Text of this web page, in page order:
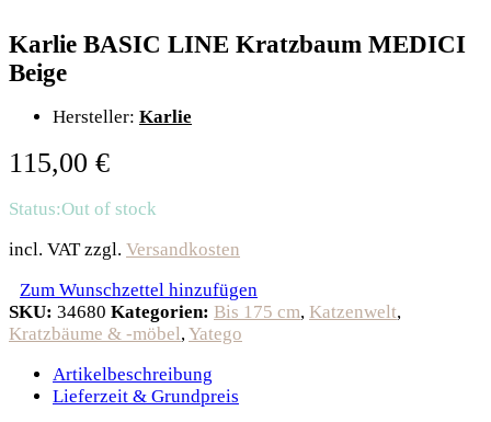
Karlie BASIC LINE Kratzbaum MEDICI
Beige
Hersteller: Karlie
115,00 €
Status:Out of stock
incl. VAT zzgl. Versandkosten
Zum Wunschzettel hinzufügen
SKU: 34680 Kategorien: Bis 175 cm, Katzenwelt,
Kratzbäume & -möbel, Yatego
Artikelbeschreibung
Lieferzeit & Grundpreis